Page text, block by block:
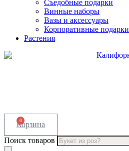
Съедобные подарки
Винные наборы
Вазы и аксессуары
Корпоративные подарки
Растения
0
Корзина
Поиск товаров